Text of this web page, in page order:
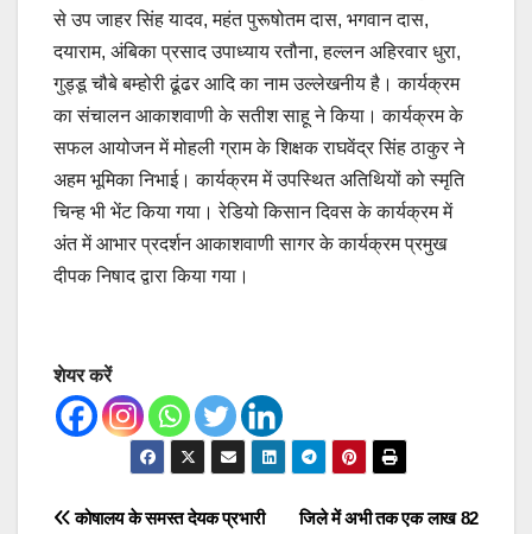
से उप जाहर सिंह यादव, महंत पुरूषोतम दास, भगवान दास,
दयाराम, अंबिका प्रसाद उपाध्याय रतौना, हल्लन अहिरवार धुरा,
गुड्डू चौबे बम्होरी ढूंढर आदि का नाम उल्लेखनीय है। कार्यक्रम
का संचालन आकाशवाणी के सतीश साहू ने किया। कार्यक्रम के
सफल आयोजन में मोहली ग्राम के शिक्षक राघवेंद्र सिंह ठाकुर ने
अहम भूमिका निभाई। कार्यक्रम में उपस्थित अतिथियों को स्मृति
चिन्ह भी भेंट किया गया। रेडियो किसान दिवस के कार्यक्रम में
अंत में आभार प्रदर्शन आकाशवाणी सागर के कार्यक्रम प्रमुख
दीपक निषाद द्वारा किया गया।
शेयर करें
जिले में अभी तक एक लाख 82
कोषालय के समस्त देयक प्रभारी